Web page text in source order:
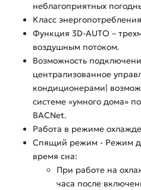
неблагоприятных
Класс
Функция 3D-AUTO –
воздушным потоком.
Возможность
централизованное
кондиционерами|
системе «умного дома»
BACNet.
Работа в режиме
Спящий режим - Режим
время сна:
При работе на
часа после